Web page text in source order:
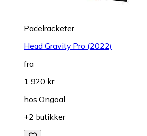
Padelracketer
Head Gravity Pro (2022)
fra
1 920 kr
hos Ongoal
+2 butikker